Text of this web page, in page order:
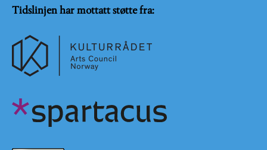
Tidslinjen har mottatt støtte fra: